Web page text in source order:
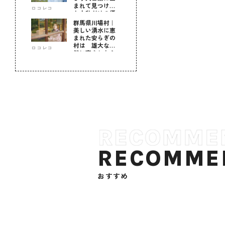
ロコレコ
まれて見つけ
た！私だけの優
しい自分時間
ロコレコ
群馬県川場村｜
美しい湧水に恵
まれた安らぎの
村は 雄大な自
然に育まれた心
おすすめ